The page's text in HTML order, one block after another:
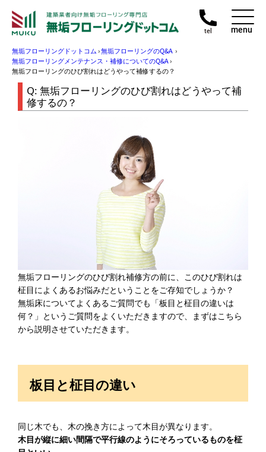
tel menu
無垢フローリングドットコム›無垢フローリングのQ&A ›
無垢フローリングメンテナンス・補修についてのQ&A›
無垢フローリングのひび割れはどうやって補修するの？
無垢フローリングのひび割れはどうやって補
修するの？
無垢フローリングのひび割れ補修方の前に、このひび割れは
柾目によくあるお悩みだということをご存知でしょうか？
無垢床についてよくあるご質問でも「板目と柾目の違いは
何？」というご質問をよくいただきますので、まずはこちら
から説明させていただきます。
板目と柾目の違い
同じ木でも、木の挽き方によって木目が異なります。
木目が縦に細い間隔で平行線のようにそろっているものを柾